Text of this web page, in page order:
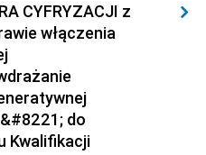
CYFRYZACJI z
włączenia
do
Kwalifikacji